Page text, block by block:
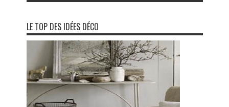
LE TOP DES IDÉES DÉCO